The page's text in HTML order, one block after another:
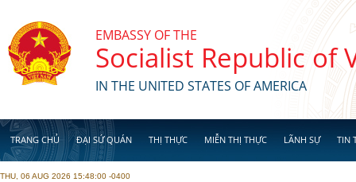
EMBASSY OF THE
Socialist Republic of
IN THE UNITED STATES OF AMERICA
TRANG CHỦ ĐẠI SỨ QUÁN THỊ THỰC MIỄN THỊ THỰC LÃNH SỰ TIN
THU, 06 AUG 2026 15:48:00 -0400